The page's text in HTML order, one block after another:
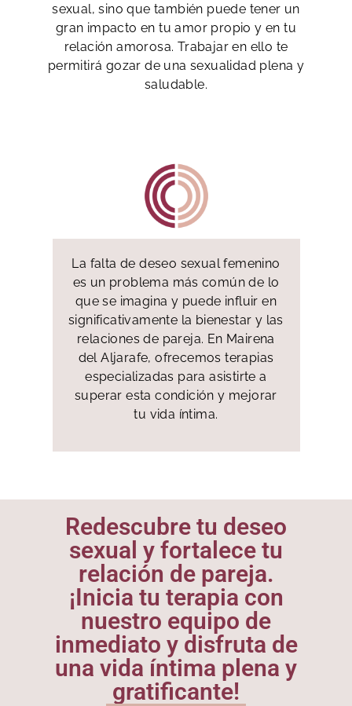
sexual, sino que también puede tener un
gran impacto en tu amor propio y en tu
relación amorosa. Trabajar en ello te
permitirá gozar de una sexualidad plena y
saludable.
La falta de deseo sexual femenino
es un problema más común de lo
que se imagina y puede influir en
significativamente la bienestar y las
relaciones de pareja. En Mairena
del Aljarafe, ofrecemos terapias
especializadas para asistirte a
superar esta condición y mejorar
tu vida íntima.
Redescubre tu deseo
sexual y fortalece tu
relación de pareja.
¡Inicia tu terapia con
nuestro equipo de
inmediato y disfruta de
una vida íntima plena y
gratificante!